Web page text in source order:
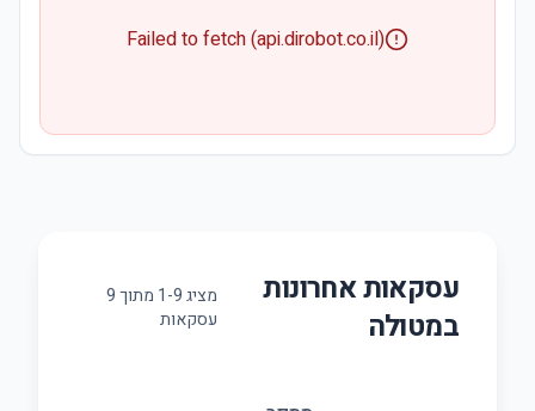
Failed to fetch (api.dirobot.co.il)
עסקאות אחרונות
במטולה
מציג 1-9 מתוך9
עסקאות